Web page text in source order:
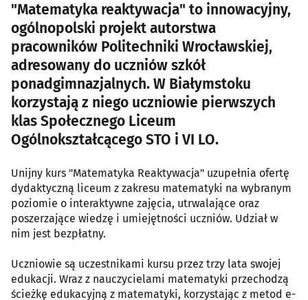
"Matematyka reaktywacja" to innowacyjny,
ogólnopolski projekt autorstwa
pracowników Politechniki Wrocławskiej,
adresowany do uczniów szkół
ponadgimnazjalnych. W Białymstoku
korzystają z niego uczniowie pierwszych
klas Społecznego Liceum
Ogólnokształcącego STO i VI LO.
Unijny kurs "Matematyka Reaktywacja" uzupełnia ofertę
dydaktyczną liceum z zakresu matematyki na wybranym
poziomie o interaktywne zajęcia, utrwalające oraz
poszerzające wiedzę i umiejętności uczniów. Udział w
nim jest bezpłatny.
Uczniowie są uczestnikami kursu przez trzy lata swojej
edukacji. Wraz z nauczycielami matematyki przechodzą
ścieżkę edukacyjną z matematyki, korzystając z metod e-